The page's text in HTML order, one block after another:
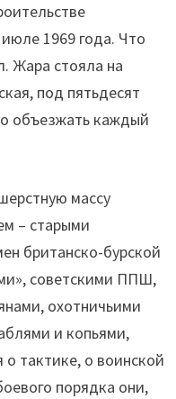
1969 года. Что
Жара стояла на
под пятьдесят
объезжать каждый
массу
– старыми
британско-бурской
советскими ППШ,
охотничьими
и копьями,
тактике, о воинской
порядка они,